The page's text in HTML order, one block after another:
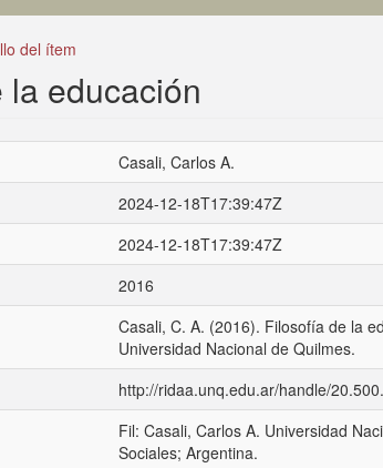
del ítem
educación
Casali, Carlos A.
2024-12-18T17:39:47Z
2024-12-18T17:39:47Z
2016
Casali, C. A. (2016). Filosofía de la
Universidad Nacional de Quilmes.
http://ridaa.unq.edu.ar/handle/
Fil: Casali, Carlos A. Universidad
Sociales; Argentina.